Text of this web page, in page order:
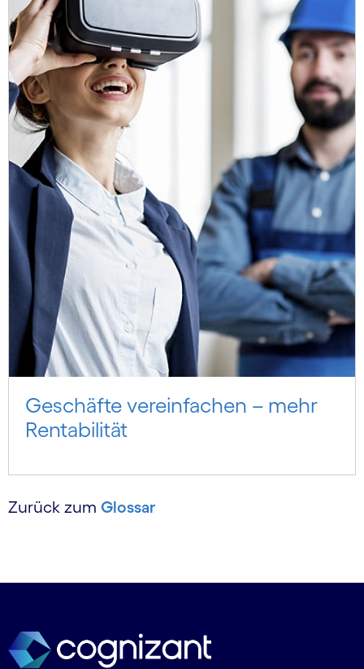
Geschäfte vereinfachen – mehr
Rentabilität
Zurück zum Glossar